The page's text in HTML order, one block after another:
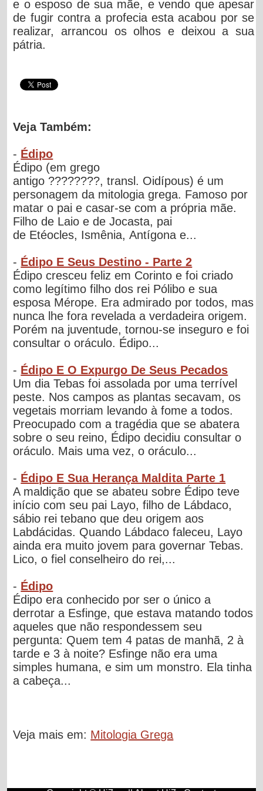
e o esposo de sua mãe, e vendo que apesar
de fugir contra a profecia esta acabou por se
realizar, arrancou os olhos e deixou a sua
pátria.
Veja Também:
- Édipo
Édipo (em grego
antigo ????????, transl. Oidípous) é um
personagem da mitologia grega. Famoso por
matar o pai e casar-se com a própria mãe.
Filho de Laio e de Jocasta, pai
de Etéocles, Ismênia, Antígona e...
- Édipo E Seus Destino - Parte 2
Édipo cresceu feliz em Corinto e foi criado
como legítimo filho dos rei Pólibo e sua
esposa Mérope. Era admirado por todos, mas
nunca lhe fora revelada a verdadeira origem.
Porém na juventude, tornou-se inseguro e foi
consultar o oráculo. Édipo...
- Édipo E O Expurgo De Seus Pecados
Um dia Tebas foi assolada por uma terrível
peste. Nos campos as plantas secavam, os
vegetais morriam levando à fome a todos.
Preocupado com a tragédia que se abatera
sobre o seu reino, Édipo decidiu consultar o
oráculo. Mais uma vez, o oráculo...
- Édipo E Sua Herança Maldita Parte 1
A maldição que se abateu sobre Édipo teve
início com seu pai Layo, filho de Lábdaco,
sábio rei tebano que deu origem aos
Labdácidas. Quando Lábdaco faleceu, Layo
ainda era muito jovem para governar Tebas.
Lico, o fiel conselheiro do rei,...
- Édipo
Édipo era conhecido por ser o único a
derrotar a Esfinge, que estava matando todos
aqueles que não respondessem seu
pergunta: Quem tem 4 patas de manhã, 2 à
tarde e 3 à noite? Esfinge não era uma
simples humana, e sim um monstro. Ela tinha
a cabeça...
Veja mais em: Mitologia Grega